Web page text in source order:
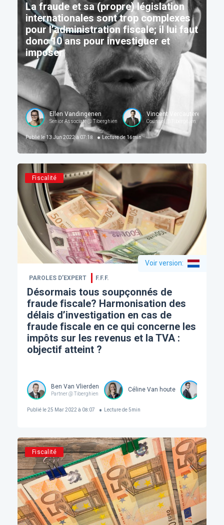
La fraude et sa (propre) législation
internationales sont trop complexes
pour l’administration fiscale; il lui faut
donc 10 ans pour investiguer et
imposer
Ellen Vandingenen
Senior Associate @ Tiberghien
Vincent Vercauteren
Counsel @ Tiberghien
Publié le 13 Jun 2022 à 07:18 Lecture de 16min
Fiscalité
Voir version:
PAROLES D’EXPERT F.F.F.
Désormais tous soupçonnés de
fraude fiscale? Harmonisation des
délais d’investigation en cas de
fraude fiscale en ce qui concerne les
impôts sur les revenus et la TVA :
objectif atteint ?
Ben Van Vlierden
Partner @ Tiberghien
Céline Van houte
Publié le25 Mar 2022 à 08:07 Lecture de5min
Fiscalité